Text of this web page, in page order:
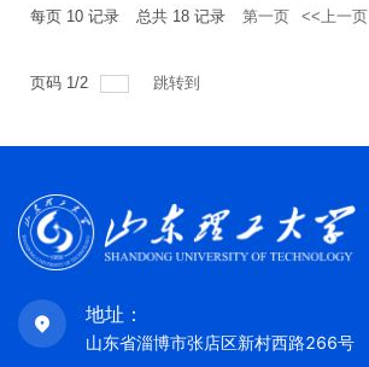
每页 10 记录 总共 18 记录 第一页 <<上一页
页码 1 /2 跳转到
地址：
山东省淄博市张店区新村西路266号